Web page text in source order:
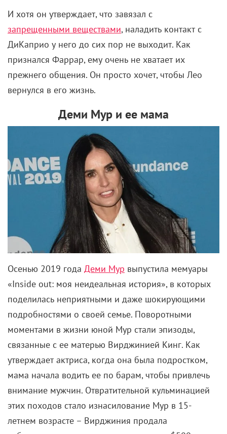
обсуждали его с тех пор преступно мало, и показ
на фестивале «Золотой ворон» – хороший повод
эту ситуацию чуть-чуть подправить.
Действие мультика разворачивается в
неопределенно стародавние времена,
Начинается все с того, что загадочный бородатый
отшельник Беримир заявляется в какую-то деревню
и сообщает тамошним жителям, что в лес пока
лучше не соваться, потому как зло там пробудилось
опасное. После чего сам в тот лес уходит с целью
найти потерявшуюся девочку.
Сюжет подан несколько сумбурно, в сильно
урезанной как будто редакции. Но надо учитывать,
что делалось это все практически на голом
энтузиазме, преимущественно стараниями одного
человека. И вообще выросло из курсовой работы.
скидок невероятный, вы поглядите только, лепота
какая. Как нарисовано, как анимировано, какой
стиль, еще и с модным сочетанием 2D и 3D.
Томмом Муром
Генндием Тартаковским, и ничуть не хуже (и притом
самобытно) на их фоне будет смотреться.
Кроме того, в самой истории есть не только
недосказанность, но и громадный потенциал. Этот